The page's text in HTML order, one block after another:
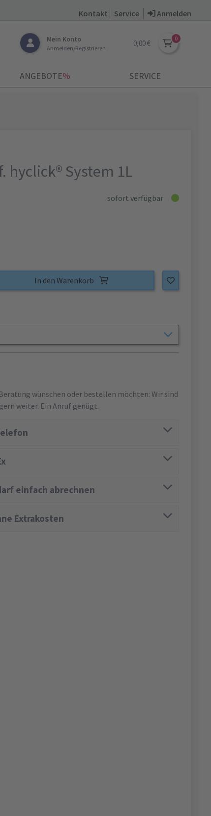
Kontakt Service Anmelden
Mein Konto
Anmelden/Registrieren
0,00 €
ANGEBOTE­% SERVICE
hyclick® System 1L
sofort verfügbar
In den Warenkorb
wünschen oder bestellen möchten: Wir sind
weiter. Ein Anruf genügt.
einfach abrechnen
Extrakosten